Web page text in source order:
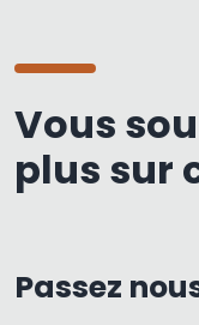
Vous
plus sur
Passez